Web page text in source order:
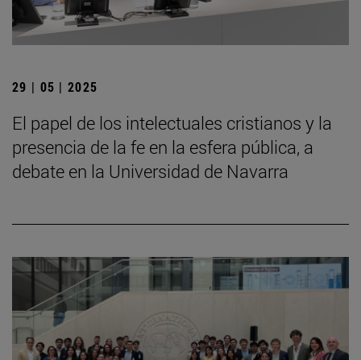
29 | 05 | 2025
El papel de los intelectuales cristianos y la
presencia de la fe en la esfera pública, a
debate en la Universidad de Navarra